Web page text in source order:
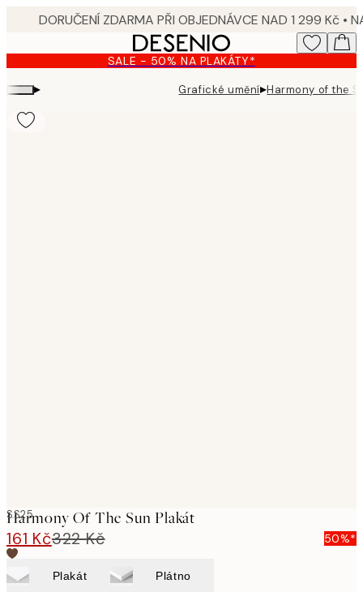
content.
SALE - 50% NA PLAKÁTY*
▸ Grafické umění▸Harmony of the
SS25
Harmony Of The Sun Plakát
161 Kč322 Kč 50%*
Plakát Plátno